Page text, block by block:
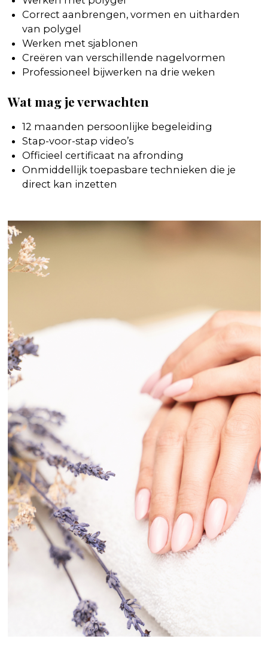
Correct aanbrengen, vormen en uitharden
van polygel
Werken met sjablonen
Creëren van verschillende nagelvormen
Professioneel bijwerken na drie weken
Wat mag je verwachten
12 maanden persoonlijke begeleiding
Stap-voor-stap video’s
Officieel certificaat na afronding
Onmiddellijk toepasbare technieken die je
direct kan inzetten